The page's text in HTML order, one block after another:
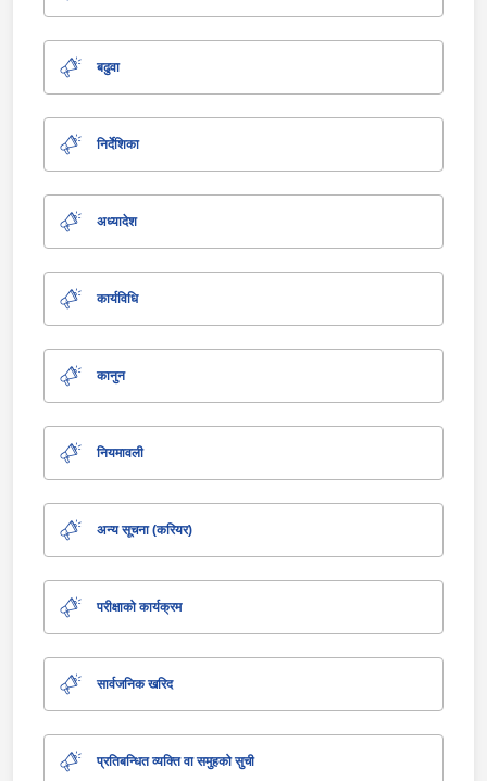
बढुवा
निर्देशिका
अध्यादेश
कार्यविधि
कानुन
नियमावली
अन्य सूचना (करियर)
परीक्षाको कार्यक्रम
सार्वजनिक खरिद
प्रतिबन्धित व्यक्ति वा समुहको सुची